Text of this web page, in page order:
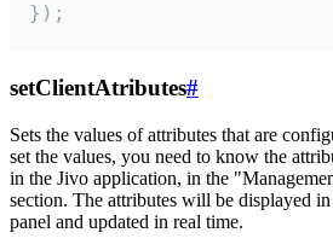
});
setClientAtributes#
Sets the values ​​of attributes that are
set the values, you need to know the
in the Jivo application, in the
section. The attributes will be displayed
panel and updated in real time.